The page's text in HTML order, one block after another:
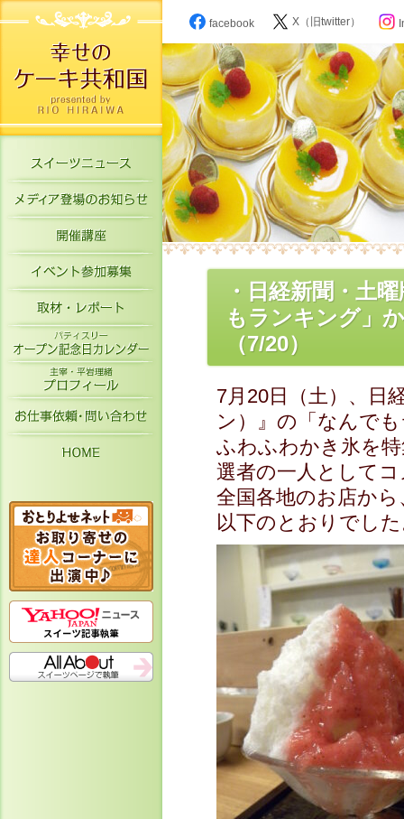
スイーツニュース
メディア登場のお知らせ
開催講座
イベント参加募集
取材・レポート
パティスリーオープン記念日カレン
お仕事依頼・お問い合わせ
facebook X（旧twitter）
・日経新聞・土
もランキング」
（7/20）
7月20日（土）、日
ン）』の「なんで
ふわふわかき氷を
選者の一人として
全国各地のお店か
以下のとおりでし